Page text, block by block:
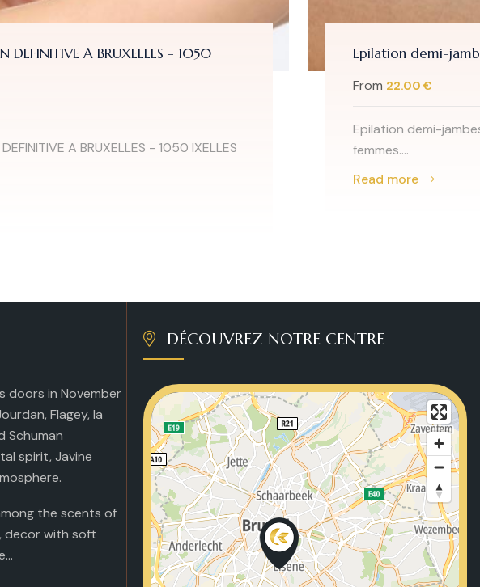
A BRUXELLES - 1050
A BRUXELLES - 1050 IXELLES
Epilation demi-
From22.00 €
Epilation demi-jambes
femmes....
Read more
doors in November
Flagey, la
Schuman
spirit, Javine
the scents of
decor with soft
DÉCOUVREZ NOTRE CENTRE